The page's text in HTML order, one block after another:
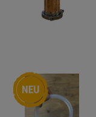
Nouveauté